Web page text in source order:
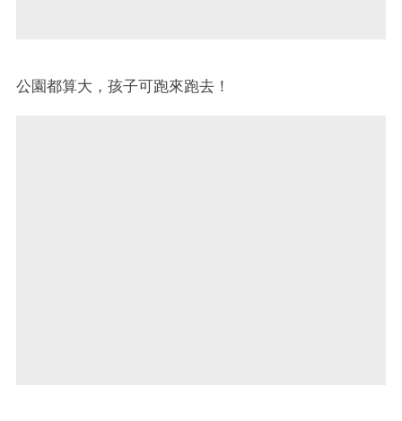
公園都算大，孩子可跑來跑去！